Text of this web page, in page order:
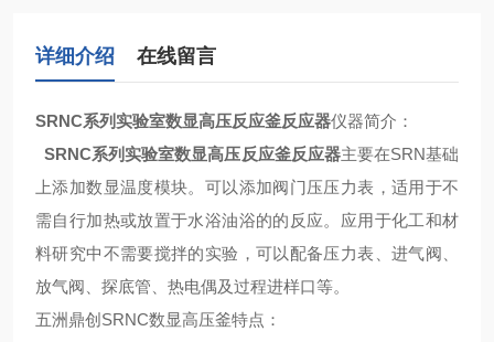
详细介绍 在线留言
SRNC系列实验室数显高压反应釜反应器仪器简介 ：
SRNC系列实验室数显高压反应釜反应器主要在SRN基础
上添加数显温度模块。可以添加阀门压压力表，适用于不
需自行加热或放置于水浴油浴的的反应。应用于化工和材
料研究中不需要搅拌的实验，可以配备压力表、进气阀、
放气阀、探底管、热电偶及过程进样口等。
五洲鼎创SRNC数显高压釜特点 ：